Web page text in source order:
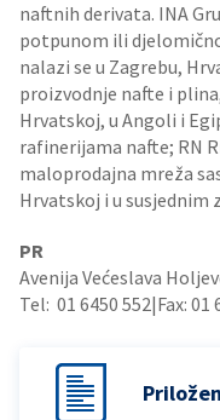
naftnih derivata. INA
potpunom ili
nalazi se u Zagrebu,
proizvodnje nafte i
Hrvatskoj, u Angoli i
rafinerijama nafte; RN
maloprodajna mreža
Hrvatskoj i u susjednim
PR
Avenija Većeslava
Tel: 01 6450 552|Fax: 01